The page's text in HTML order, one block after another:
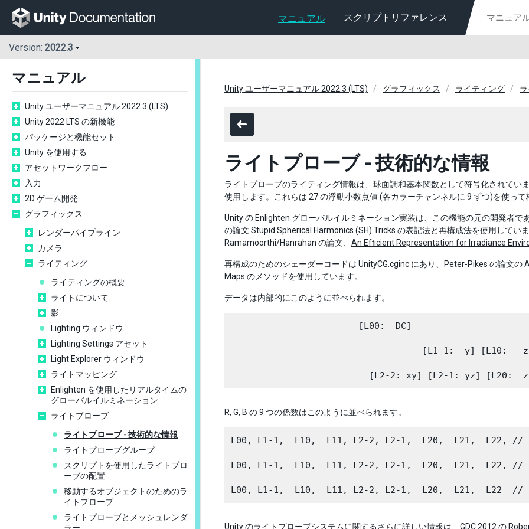
マニュアル スクリプトリファレンス
Version: 2022.3
マニュアル
Unity ユーザーマニュアル 2022.3 (LTS)
Unity 2022 LTS の新機能
パッケージと機能セット
Unity を使用する
アセットワークフロー
入力
2D ゲーム開発
グラフィックス
レンダーパイプライン
カメラ
ライティング
ライティングの概要
ライトについて
影
Lighting ウィンドウ
Lighting Settings アセット
Light Explorer ウィンドウ
ライトマッピング
Enlighten を使用したリアルタイムの
グローバルイルミネーション
ライトプローブ
ライトプローブ - 技術的な情報
ライトプローブグループ
スクリプトを使用したライトプロ
ーブの配置
移動するオブジェクトのためのラ
イトプローブ
ライトプローブとメッシュレンダ
Unity ユーザーマニュアル 2022.3 (LTS) グラフィックス ライティング
ライトプローブ - 技術的な情報
ライトプローブのライティング情報は、球面調和基本関数として符号化されてい
使用します。これらは 27 の浮動小数点値 (各カラーチャンネルに 9 ずつ)を使っ
Unity の Enlighten グローバルイルミネーション実装は、この機能の元の開発者
の論文 Stupid Spherical Harmonics (SH) Tricks の表記法と再構成法を使用してい
Ramamoorthi/Hanrahan の論文、 An Efﬁcient Representation for Irradiance
再構成のためのシェーダーコードは UnityCG.cginc にあり、Peter-Pikes の論文
Maps のメソッドを使用しています。
データは内部的にこのように並べられます。
                        [L00:  DC]
[L1-1:  y] [L10:
R, G, B の 9 つの係数はこのように並べられます。
L00, L1-1,  L10,  L11, L2-2, L2-1,  L20,  L21,  L22, // レ
L00, L1-1,  L10,  L11, L2-2, L2-1,  L20,  L21,  L22, // ブ
Unity のライトプローブシステムに関するさらに詳しい情報は、GDC 2012 の